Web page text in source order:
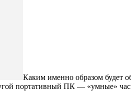
Каким именно образом будет
портативный ПК — «умные»